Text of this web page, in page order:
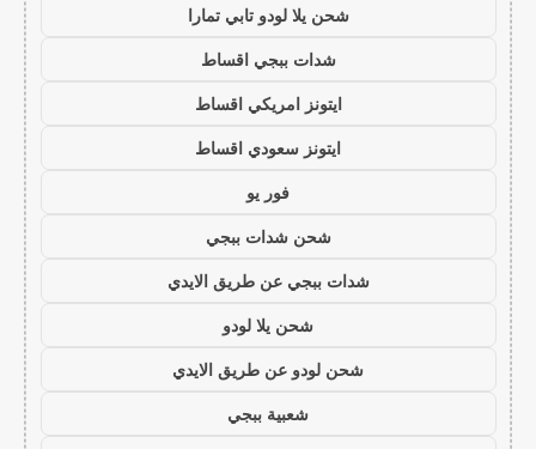
شحن يلا لودو تابي تمارا
شدات ببجي اقساط
ايتونز امريكي اقساط
ايتونز سعودي اقساط
فور يو
شحن شدات ببجي
شدات ببجي عن طريق الايدي
شحن يلا لودو
شحن لودو عن طريق الايدي
شعبية ببجي